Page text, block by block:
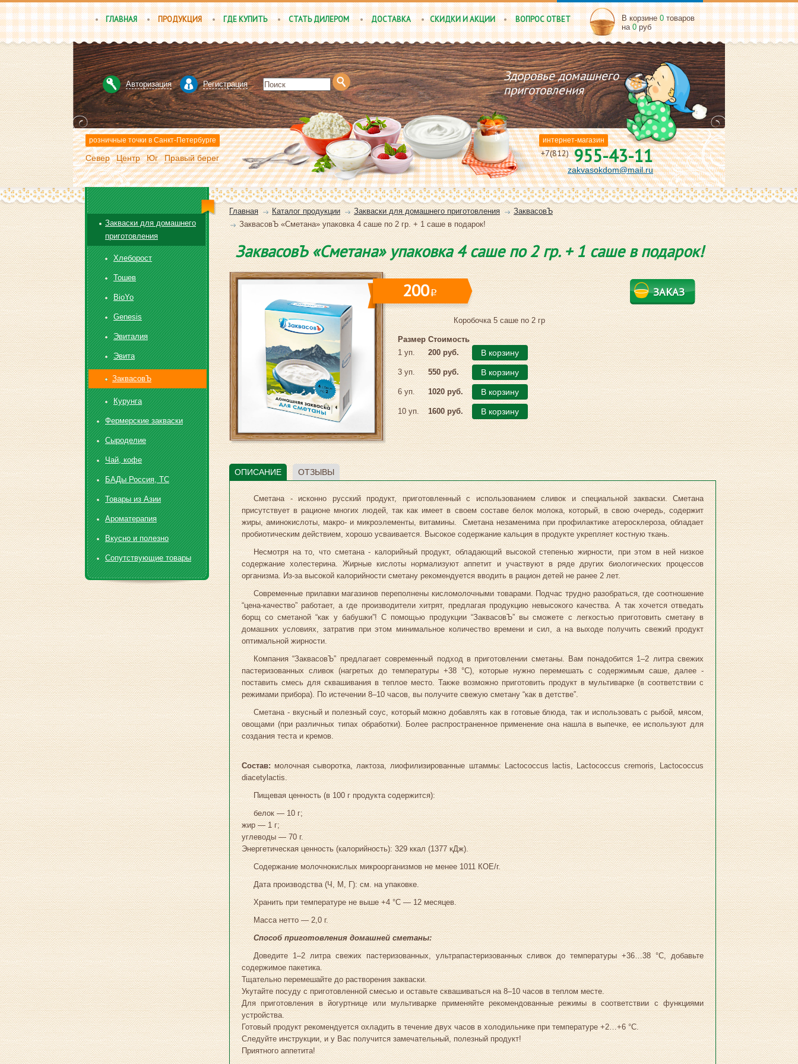
В корзине0товаров
на0руб
ГЛАВНАЯ ПРОДУКЦИЯ ГДЕ КУПИТЬ СТАТЬ ДИЛЕРОМ ДОСТАВКА СКИДКИ И АКЦИИ ВОПРОС ОТВЕТ
Авторизация Регистрация
Здоровье домашнего
приготовления
интернет-магазин
+7(812)955-43-11
zakvasokdom@mail.ru
розничные точки в Санкт-Петербурге
Север Центр Юг Правый берег
Главная Каталог продукции Закваски для домашнего приготовления
ЗаквасовЪ
ЗаквасовЪ «Сметана» упаковка 4 саше по 2 гр. + 1 саше в подарок!
ЗаквасовЪ «Сметана» упаковка 4 саше по 2 гр. + 1 саше в подарок!
200i ЗАКАЗ
Коробочка 5 саше по 2 гр
РазмерСтоимость
1 уп.
200 руб. В корзину
3 уп. 550 руб. В корзину
6 уп. 1020 руб. В корзину
10 уп. 1600 руб. В корзину
ОПИСАНИЕ ОТЗЫВЫ
Сметана - исконно русский продукт, приготовленный с использованием сливок и специальной закваски. Сметана
присутствует в рационе многих людей, так как имеет в своем составе белок молока, который, в свою очередь, содержит
жиры, аминокислоты, макро- и микроэлементы, витамины. Сметана незаменима при профилактике атеросклероза, обладает
пробиотическим действием, хорошо усваивается. Высокое содержание кальция в продукте укрепляет костную ткань.
Несмотря на то, что сметана - калорийный продукт, обладающий высокой степенью жирности, при этом в ней низкое
содержание холестерина. Жирные кислоты нормализуют аппетит и участвуют в ряде других биологических процессов
организма. Из-за высокой калорийности сметану рекомендуется вводить в рацион детей не ранее 2 лет.
Современные прилавки магазинов переполнены кисломолочными товарами. Подчас трудно разобраться, где соотношение
“цена-качество” работает, а где производители хитрят, предлагая продукцию невысокого качества. А так хочется отведать
борщ со сметаной “как у бабушки”! С помощью продукции “ЗаквасовЪ” вы сможете с легкостью приготовить сметану в
домашних условиях, затратив при этом минимальное количество времени и сил, а на выходе получить свежий продукт
оптимальной жирности.
Компания “ЗаквасовЪ” предлагает современный подход в приготовлении сметаны. Вам понадобится 1–2 литра свежих
пастеризованных сливок (нагретых до температуры +38 °С), которые нужно перемешать с содержимым саше, далее -
поставить смесь для сквашивания в теплое место. Также возможно приготовить продукт в мультиварке (в соответствии с
режимами прибора). По истечении 8–10 часов, вы получите свежую сметану “как в детстве”.
Сметана - вкусный и полезный соус, который можно добавлять как в готовые блюда, так и использовать с рыбой, мясом,
овощами (при различных типах обработки). Более распространенное применение она нашла в выпечке, ее используют для
создания теста и кремов.
Состав:молочная сыворотка, лактоза, лиофилизированные штаммы: Lactococcus lactis, Lactococcus cremoris, Lactococcus
diacetylactis.
Пищевая ценность (в 100 г продукта содержится):
белок — 10 г;
жир — 1 г;
углеводы — 70 г.
Энергетическая ценность (калорийность): 329 ккал (1377 кДж).
Содержание молочнокислых микроорганизмов не менее 1011 КОЕ/г.
Дата производства (Ч, М, Г): см. на упаковке.
Хранить при температуре не выше +4 °С — 12 месяцев.
Масса нетто — 2,0 г.
Способ приготовления домашней сметаны:
Доведите 1–2 литра свежих пастеризованных, ультрапастеризованных сливок до температуры +36…38 °С, добавьте
содержимое пакетика.
Тщательно перемешайте до растворения закваски.
Укутайте посуду с приготовленной смесью и оставьте сквашиваться на 8–10 часов в теплом месте.
Для приготовления в йогуртнице или мультиварке применяйте рекомендованные режимы в соответствии с функциями
устройства.
Готовый продукт рекомендуется охладить в течение двух часов в холодильнике при температуре +2…+6 °С.
Следуйте инструкции, и у Вас получится замечательный, полезный продукт!
Приятного аппетита!
Закваски для домашнего
приготовления
Хлеборост
Toшев
BioYo
Genesis
Эвиталия
Эвита
ЗаквасовЪ
Курунга
Фермерские закваски
Сыроделие
Чай, кофе
БАДы Россия, ТС
Товары из Азии
Ароматерапия
Вкусно и полезно
Сопутствующие товары